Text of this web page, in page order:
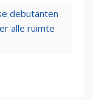
debutanten
alle ruimte